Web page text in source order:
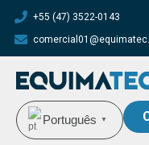
+55 (47) 3522-0143
Português ▼